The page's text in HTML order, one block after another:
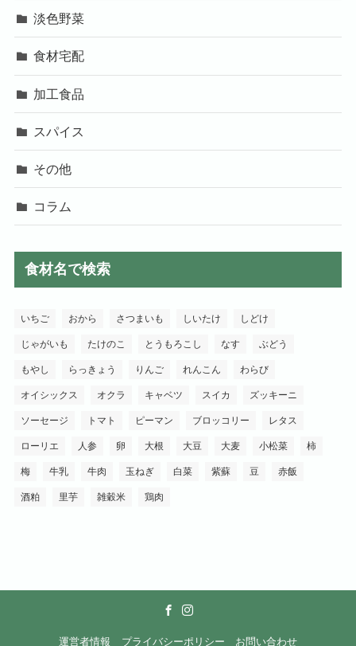
淡色野菜
食材宅配
加工食品
スパイス
その他
コラム
食材名で検索
いちご おから さつまいも しいたけ しどけ
じゃがいも たけのこ とうもろこし なす ぶどう
もやし らっきょう りんご れんこん わらび
オイシックス オクラ キャベツ スイカ ズッキーニ
ソーセージ トマト ピーマン ブロッコリー レタス
ローリエ 人参 卵 大根 大豆 大麦 小松菜 柿
梅 牛乳 牛肉 玉ねぎ 白菜 紫蘇 豆 赤飯
酒粕 里芋 雑穀米 鶏肉
運営者情報 プライバシーポリシー お問い合わせ